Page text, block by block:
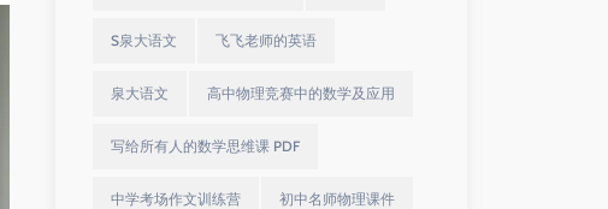
S泉大语文 飞飞老师的英语
泉大语文 高中物理竞赛中的数学及应用
写给所有人的数学思维课 PDF
中学考场作文训练营 初中名师物理课件